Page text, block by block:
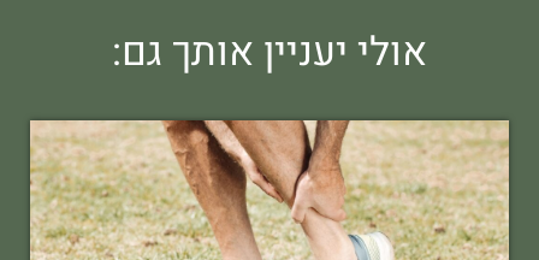
אולי יעניין אותך גם: